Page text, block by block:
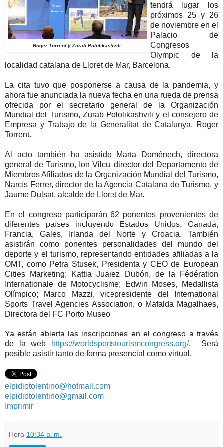
Roger Torrent y Zurab Pololikashvili.
tendrá lugar los
próximos 25 y 26
de noviembre en el
Palacio de
Congresos
Olympic de la
localidad catalana de Lloret de Mar, Barcelona.
La cita tuvo que posponerse a causa de la pandemia, y
ahora fue anunciada la nueva fecha en una rueda de prensa
ofrecida por el secretario general de la Organización
Mundial del Turismo, Zurab Pololikashvili y el consejero de
Empresa y Trabajo de la Generalitat de Catalunya, Roger
Torrent.
Al acto también ha asistido Marta Domènech, directora
general de Turismo, Ion Vilcu, director del Departamento de
Miembros Afiliados de la Organización Mundial del Turismo,
Narcís Ferrer, director de la Agencia Catalana de Turismo, y
Jaume Dulsat, alcalde de Lloret de Mar.
En el congreso participarán 62 ponentes provenientes de
diferentes países incluyendo Estados Unidos, Canadá,
Francia, Gales, Irlanda del Norte y Croacia. También
asistirán como ponentes personalidades del mundo del
deporte y el turismo, representando entidades afiliadas a la
OMT, como Petra Stusek, Presidenta y CEO de European
Cities Marketing; Kattia Juarez Dubón, de la Fédération
Internationale de Motocyclisme; Edwin Moses, Medallista
Olímpico; Marco Mazzi, vicepresidente del International
Sports Travel Agencies Association, o Mafalda Magalhaes,
Directora del FC Porto Museo.
Ya están abierta las inscripciones en el congreso a través
de la web
https://worldsportstourismcongress.org/. Será
posible asistir tanto de forma presencial como virtual.
elpidiotolentino@hotmail.com;
elpidiotolentino@gmail.com
Imprimir
Hora 10:34 a. m.